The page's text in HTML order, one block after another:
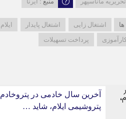
اشتغال زایی اشتغال پایدار ایلام
پرداخت تسهیلات
آخرین سال خادمی در پتروخادم
پتروشیمی ایلام، شاید …